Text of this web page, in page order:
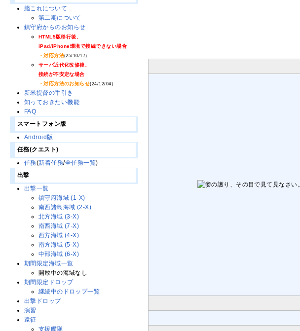
艦これについて
第二期について
鎮守府からのお知らせ
HTML5版移行後、
iPad/iPhone環境で接続できない場合
・対応方法(25/10/17)
サーバ近代化改修後、
接続が不安定な場合
・対応方法のお知らせ(24/12/04)
新米提督の手引き
知っておきたい機能
FAQ
スマートフォン版
Android版
任務(クエスト)
任務(新着任務/全任務一覧)
出撃
出撃一覧
鎮守府海域 (1-X)
南西諸島海域 (2-X)
北方海域 (3-X)
南西海域 (7-X)
西方海域 (4-X)
南方海域 (5-X)
中部海域 (6-X)
期間限定海域一覧
開放中の海域なし
期間限定ドロップ
継続中のドロップ一覧
出撃ドロップ
演習
遠征
支援艦隊